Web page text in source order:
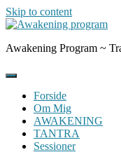
Skip to content
Awakening Program ~
Forside
Om Mig
AWAKENING
TANTRA
Sessioner